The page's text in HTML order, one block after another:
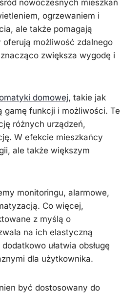
Więźba
dachowa
zimowe
nowoczesnych mieszkań
ogrzewaniem i
ale także pomagają
możliwość zdalnego
zwiększa wygodę i
domowej, takie jak
gamę funkcji i możliwości. Te
różnych urządzeń,
W efekcie mieszkańcy
ale także większym
monitoringu, alarmowe,
Co więcej,
z myślą o
na ich elastyczną
dodatkowo ułatwia obsługę
dla użytkownika.
być dostosowany do